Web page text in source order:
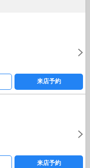
来店予約
来店予約